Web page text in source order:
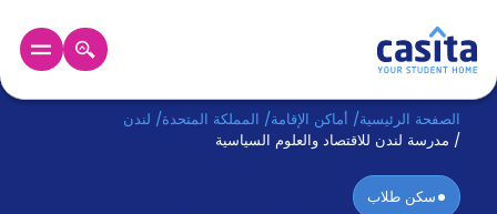
الرئيسية عربي GBP
دخول
الصفحة الرئيسية/ أماكن الإقامة/ المملكة المتحدة/ لندن
/ مدرسة لندن للاقتصاد والعلوم السياسية
سكن طلاب